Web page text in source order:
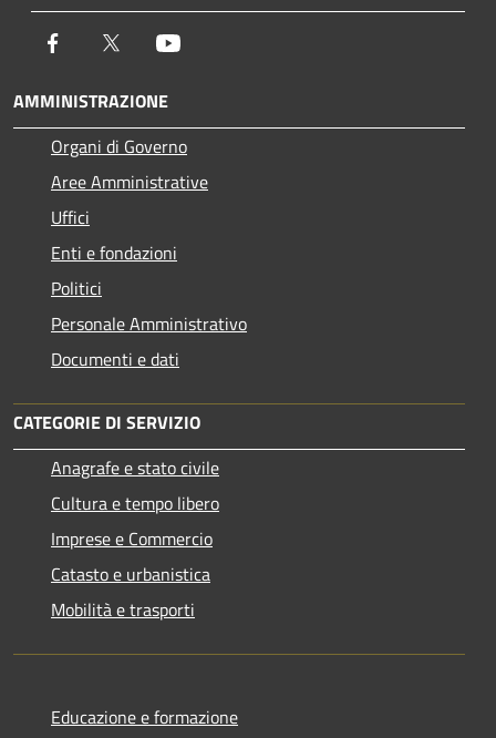
Facebook Twitter
AMMINISTRAZIONE
Organi di Governo
Aree Amministrative
Uffici
Enti e fondazioni
Politici
Personale Amministrativo
Documenti e dati
CATEGORIE DI SERVIZIO
Anagrafe e stato civile
Cultura e tempo libero
Imprese e Commercio
Catasto e urbanistica
Mobilità e trasporti
Educazione e formazione